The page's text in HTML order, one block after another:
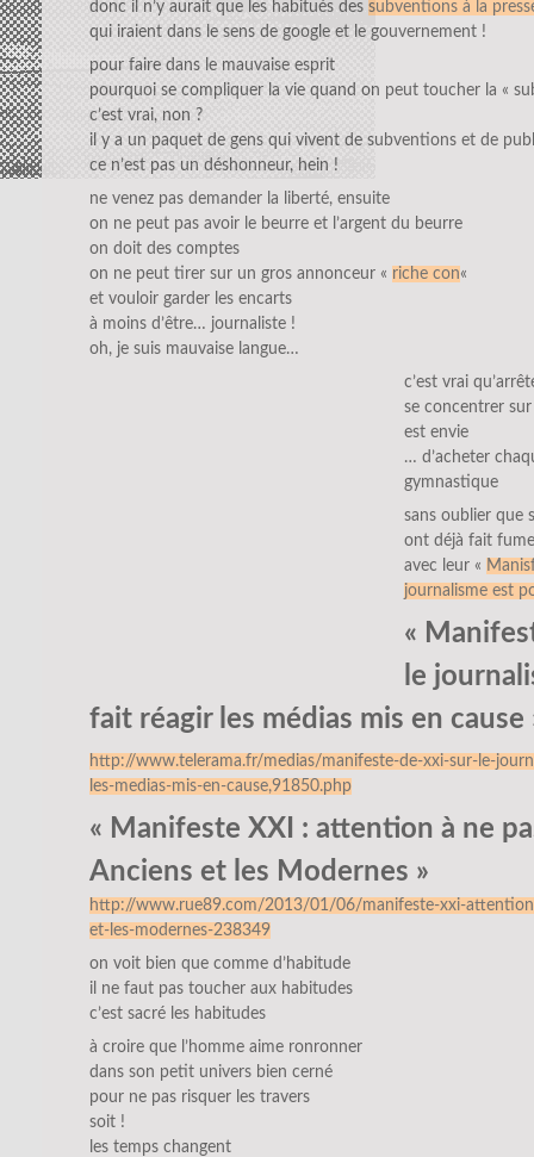
donc il n’y aurait que les habitués des subventions à la
qui iraient dans le sens de google et le gouvernement !
pour faire dans le mauvaise esprit
pourquoi se compliquer la vie quand on peut toucher la «
c’est vrai, non ?
il y a un paquet de gens qui vivent de subventions et de
ce n’est pas un déshonneur, hein !
ne venez pas demander la liberté, ensuite
on ne peut pas avoir le beurre et l’argent du beurre
on doit des comptes
on ne peut tirer sur un gros annonceur « riche con«
et vouloir garder les encarts
à moins d’être… journaliste !
oh, je suis mauvaise langue…
c’est vrai
se concentrer
est envie
… d’acheter
gymnastique
sans oublier que
ont déjà fait
avec leur «
journalisme est
«
le
fait réagir les médias mis en cause
http://www.telerama.fr/medias/manifeste-de-xxi-sur-le-
les-medias-mis-en-cause,91850.php
« Manifeste XXI : attention à ne
Anciens et les Modernes »
http://www.rue89.com/2013/01/06/manifeste-xxi-
et-les-modernes-238349
on voit bien que comme d’habitude
il ne faut pas toucher aux habitudes
c’est sacré les habitudes
à croire que l’homme aime ronronner
dans son petit univers bien cerné
pour ne pas risquer les travers
soit !
les temps changent